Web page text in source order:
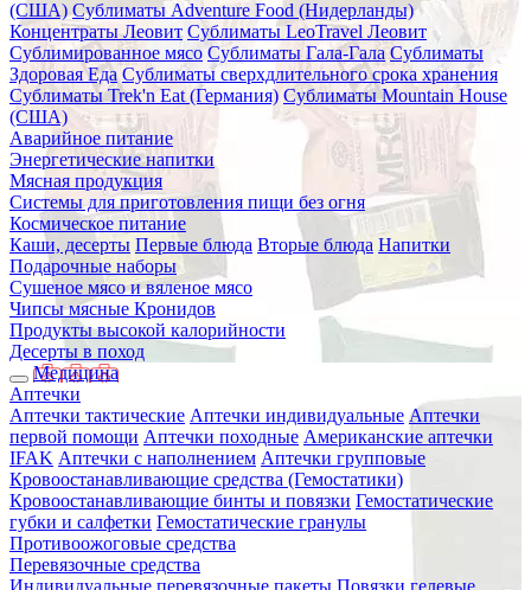
(США) Сублиматы Adventure Food (Нидерланды)
Концентраты Леовит Сублиматы LeoTravel Леовит
Сублимированное мясо Сублиматы Гала-Гала Сублиматы
Здоровая Еда Сублиматы сверхдлительного срока хранения
Сублиматы Trek'n Eat (Германия) Сублиматы Mountain House
(США)
Аварийное питание
Энергетические напитки
Мясная продукция
Системы для приготовления пищи без огня
Космическое питание
Каши, десерты Первые блюда Вторые блюда Напитки
Подарочные наборы
Сушеное мясо и вяленое мясо
Чипсы мясные Кронидов
Продукты высокой калорийности
Десерты в поход
Медицина
Аптечки
Аптечки тактические Аптечки индивидуальные Аптечки
первой помощи Аптечки походные Американские аптечки
IFAK Аптечки с наполнением Аптечки групповые
Кровоостанавливающие средства (Гемостатики)
Кровоостанавливающие бинты и повязки Гемостатические
губки и салфетки Гемостатические гранулы
Противоожоговые средства
Перевязочные средства